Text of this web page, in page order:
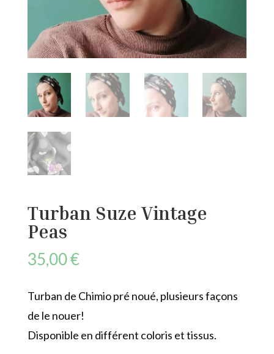
Turban Suze Vintage
Peas
35,00€
Turban de Chimio pré noué, plusieurs façons
de le nouer!
Disponible en différent coloris et tissus.